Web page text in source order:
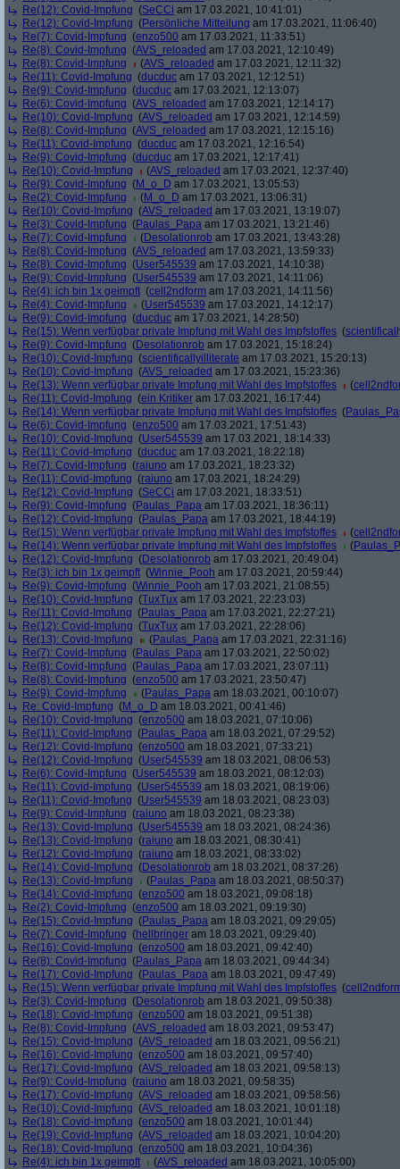
Re(12): Covid-Impfung (SeCCi am 17.03.2021, 10:41:01)
Re(12): Covid-Impfung (Persönliche Mitteilung am 17.03.2021, 11:06:40)
Re(7): Covid-Impfung (enzo500 am 17.03.2021, 11:33:51)
Re(8): Covid-Impfung (AVS_reloaded am 17.03.2021, 12:10:49)
Re(8): Covid-Impfung
(AVS_reloaded am 17.03.2021, 12:11:32)
Re(11): Covid-Impfung (ducduc am 17.03.2021, 12:12:51)
Re(9): Covid-Impfung (ducduc am 17.03.2021, 12:13:07)
Re(6): Covid-Impfung (AVS_reloaded am 17.03.2021, 12:14:17)
Re(10): Covid-Impfung (AVS_reloaded am 17.03.2021, 12:14:59)
Re(8): Covid-Impfung (AVS_reloaded am 17.03.2021, 12:15:16)
Re(11): Covid-Impfung (ducduc am 17.03.2021, 12:16:54)
Re(9): Covid-Impfung (ducduc am 17.03.2021, 12:17:41)
Re(10): Covid-Impfung
(AVS_reloaded am 17.03.2021, 12:37:40)
Re(9): Covid-Impfung (M_o_D am 17.03.2021, 13:05:53)
Re(2): Covid-Impfung
(M_o_D am 17.03.2021, 13:06:31)
Re(10): Covid-Impfung (AVS_reloaded am 17.03.2021, 13:19:07)
Re(3): Covid-Impfung (Paulas_Papa am 17.03.2021, 13:21:46)
Re(7): Covid-Impfung
(Desolationrob am 17.03.2021, 13:43:28)
Re(8): Covid-Impfung (AVS_reloaded am 17.03.2021, 13:59:33)
Re(8): Covid-Impfung (User545539 am 17.03.2021, 14:10:38)
Re(9): Covid-Impfung (User545539 am 17.03.2021, 14:11:06)
Re(4): ich bin 1x geimpft (cell2ndform am 17.03.2021, 14:11:56)
Re(4): Covid-Impfung
(User545539 am 17.03.2021, 14:12:17)
Re(9): Covid-Impfung (ducduc am 17.03.2021, 14:28:50)
Re(15): Wenn verfügbar private Impfung mit Wahl des Impfstoffes (
Re(9): Covid-Impfung (Desolationrob am 17.03.2021, 15:18:24)
Re(10): Covid-Impfung (scientificallyilliterate am 17.03.2021, 15:20:13)
Re(10): Covid-Impfung (AVS_reloaded am 17.03.2021, 15:23:36)
Re(13): Wenn verfügbar private Impfung mit Wahl des Impfstoffes
(
Re(11): Covid-Impfung (ein Kritiker am 17.03.2021, 16:17:44)
Re(14): Wenn verfügbar private Impfung mit Wahl des Impfstoffes (
Re(6): Covid-Impfung (enzo500 am 17.03.2021, 17:51:43)
Re(10): Covid-Impfung (User545539 am 17.03.2021, 18:14:33)
Re(11): Covid-Impfung (ducduc am 17.03.2021, 18:22:18)
Re(7): Covid-Impfung (raiuno am 17.03.2021, 18:23:32)
Re(11): Covid-Impfung (raiuno am 17.03.2021, 18:24:29)
Re(12): Covid-Impfung (SeCCi am 17.03.2021, 18:33:51)
Re(9): Covid-Impfung (Paulas_Papa am 17.03.2021, 18:36:11)
Re(12): Covid-Impfung (Paulas_Papa am 17.03.2021, 18:44:19)
Re(15): Wenn verfügbar private Impfung mit Wahl des Impfstoffes
(
Re(14): Wenn verfügbar private Impfung mit Wahl des Impfstoffes
(
Re(12): Covid-Impfung (Desolationrob am 17.03.2021, 20:49:04)
Re(3): ich bin 1x geimpft (Winnie_Pooh am 17.03.2021, 20:59:44)
Re(9): Covid-Impfung (Winnie_Pooh am 17.03.2021, 21:08:55)
Re(10): Covid-Impfung (TuxTux am 17.03.2021, 22:23:03)
Re(11): Covid-Impfung (Paulas_Papa am 17.03.2021, 22:27:21)
Re(12): Covid-Impfung (TuxTux am 17.03.2021, 22:28:06)
Re(13): Covid-Impfung
(Paulas_Papa am 17.03.2021, 22:31:16)
Re(7): Covid-Impfung (Paulas_Papa am 17.03.2021, 22:50:02)
Re(8): Covid-Impfung (Paulas_Papa am 17.03.2021, 23:07:11)
Re(8): Covid-Impfung (enzo500 am 17.03.2021, 23:50:47)
Re(9): Covid-Impfung
(Paulas_Papa am 18.03.2021, 00:10:07)
Re: Covid-Impfung (M_o_D am 18.03.2021, 00:41:46)
Re(10): Covid-Impfung (enzo500 am 18.03.2021, 07:10:06)
Re(11): Covid-Impfung (Paulas_Papa am 18.03.2021, 07:29:52)
Re(12): Covid-Impfung (enzo500 am 18.03.2021, 07:33:21)
Re(12): Covid-Impfung (User545539 am 18.03.2021, 08:06:53)
Re(6): Covid-Impfung (User545539 am 18.03.2021, 08:12:03)
Re(11): Covid-Impfung (User545539 am 18.03.2021, 08:19:06)
Re(11): Covid-Impfung (User545539 am 18.03.2021, 08:23:03)
Re(9): Covid-Impfung (raiuno am 18.03.2021, 08:23:38)
Re(13): Covid-Impfung (User545539 am 18.03.2021, 08:24:36)
Re(13): Covid-Impfung (raiuno am 18.03.2021, 08:30:41)
Re(12): Covid-Impfung (raiuno am 18.03.2021, 08:33:02)
Re(14): Covid-Impfung (Desolationrob am 18.03.2021, 08:37:26)
Re(13): Covid-Impfung
(Paulas_Papa am 18.03.2021, 08:50:37)
Re(14): Covid-Impfung (enzo500 am 18.03.2021, 09:08:18)
Re(2): Covid-Impfung (enzo500 am 18.03.2021, 09:19:30)
Re(15): Covid-Impfung (Paulas_Papa am 18.03.2021, 09:29:05)
Re(7): Covid-Impfung (hellbringer am 18.03.2021, 09:29:40)
Re(16): Covid-Impfung (enzo500 am 18.03.2021, 09:42:40)
Re(8): Covid-Impfung (Paulas_Papa am 18.03.2021, 09:44:34)
Re(17): Covid-Impfung (Paulas_Papa am 18.03.2021, 09:47:49)
Re(15): Wenn verfügbar private Impfung mit Wahl des Impfstoffes (
Re(3): Covid-Impfung (Desolationrob am 18.03.2021, 09:50:38)
Re(18): Covid-Impfung (enzo500 am 18.03.2021, 09:51:38)
Re(8): Covid-Impfung (AVS_reloaded am 18.03.2021, 09:53:47)
Re(15): Covid-Impfung (AVS_reloaded am 18.03.2021, 09:56:21)
Re(16): Covid-Impfung (enzo500 am 18.03.2021, 09:57:40)
Re(17): Covid-Impfung (AVS_reloaded am 18.03.2021, 09:58:13)
Re(9): Covid-Impfung (raiuno am 18.03.2021, 09:58:35)
Re(17): Covid-Impfung (AVS_reloaded am 18.03.2021, 09:58:56)
Re(10): Covid-Impfung (AVS_reloaded am 18.03.2021, 10:01:18)
Re(18): Covid-Impfung (enzo500 am 18.03.2021, 10:01:44)
Re(19): Covid-Impfung (AVS_reloaded am 18.03.2021, 10:04:20)
Re(18): Covid-Impfung (enzo500 am 18.03.2021, 10:04:36)
Re(4): ich bin 1x geimpft
(AVS_reloaded am 18.03.2021, 10:05:00)